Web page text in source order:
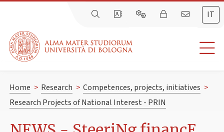
IT
Home > Research > Competences, projects, initiatives >
Research Projects of National Interest - PRIN